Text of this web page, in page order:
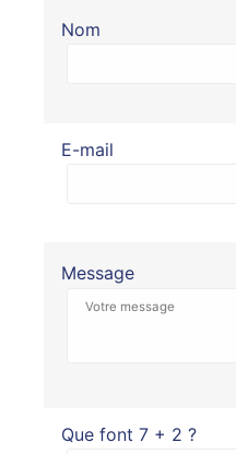
Nom
E-mail
Message
Que font 7 + 2 ?